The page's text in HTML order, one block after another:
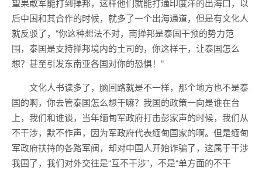
望果敢军能打到掸邦，这样他们就能打通印度洋的出海口，以
后中国和其合作的时候，就多了一个出海通道，但是有文化人
就反驳了，“你这种想法不对，南掸邦是泰国干预的势力范
围，泰国是支持掸邦境内的土司的，你这样干，让泰国怎么
想？甚至引发东南亚各国对你的恐惧！”
文化人书读多了，脑回路就是不一样，那个地方也不是泰
国的啊，你去管泰国怎么想干嘛？我国的政策一向是谁在台
上，我们和谁谈，当年缅甸军政府打击彭家声的时候，我们从
不干涉，默不作声，因为军政府代表缅甸国家的啊。但是缅甸
军政府扶持的各路军阀，却对中国人开始诈骗了，这属于干涉
我国了，我们对外交往是“互不干涉”，不是“单方面的不干